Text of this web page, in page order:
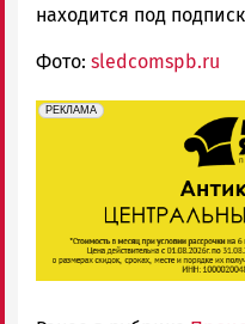
находится под
Фото: sledcomspb.ru
erid: 2SDnjeFymr3
РЕКЛАМА
Реклама